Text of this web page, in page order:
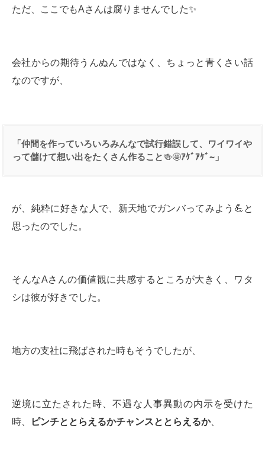
ただ、ここでもAさんは腐りませんでした✨
会社からの期待うんぬんではなく、ちょっと青くさい話
なのですが、
「仲間を作っていろいろみんなで試行錯誤して、ワイワイや
って儲けて想い出をたくさん作ること🍻🤩ｱｹﾞｱｹﾞ~ 」
が、純粋に好きな人で、新天地でガンバってみよう💪と
思ったのでした。
そんなAさんの価値観に共感するところが大きく、ワタ
シは彼が好きでした。
地方の支社に飛ばされた時もそうでしたが、
逆境に立たされた時、不遇な人事異動の内示を受けた
時、
ピンチととらえるかチャンスととらえるか、